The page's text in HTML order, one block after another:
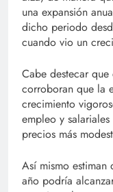
una expansión
dicho periodo
cuando vio un
Cabe destecar
corroboran que la
crecimiento
empleo y
precios más
Así mismo estiman
año podría